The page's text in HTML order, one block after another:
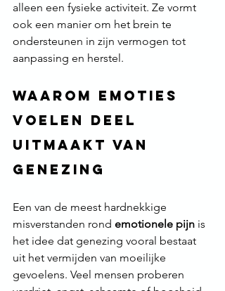
alleen een fysieke activiteit. Ze vormt
ook een manier om het brein te
ondersteunen in zijn vermogen tot
aanpassing en herstel.
Waarom emoties
voelen deel
uitmaakt van
genezing
Een van de meest hardnekkige
misverstanden rond emotionele pijn is
het idee dat genezing vooral bestaat
uit het vermijden van moeilijke
gevoelens. Veel mensen proberen